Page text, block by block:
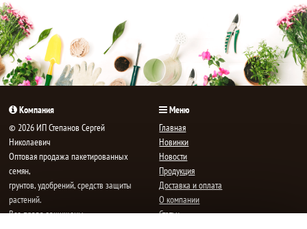
корзине!
Компания
© 2026 ИП Степанов Сергей
Николаевич
Oптовая продажа пакетированных
семян,
грунтов, удобрений, средств защиты
растений.
Все права защищены.
Меню
Главная
Новинки
Новости
Продукция
Доставка и оплата
О компании
Статьи